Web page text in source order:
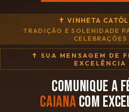
✝ VINHETA
TRADIÇÃO E SOLENIDADE
CELEBRAÇÕES
✝ SUA MENSAGEM DE
EXCELÊNCIA
COMUNIQUE A
CAIANACOM